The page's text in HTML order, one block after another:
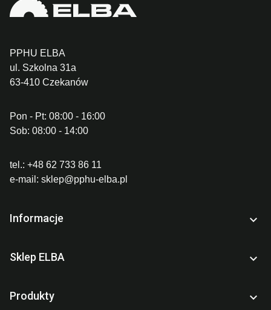
PPHU ELBA
ul. Szkolna 31a
63-410 Czekanów
Pon - Pt: 08:00 - 16:00
Sob: 08:00 - 14:00
tel.: +48 62 733 86 11
e-mail: sklep@pphu-elba.pl
Informacje 
Sklep ELBA 
Produkty 